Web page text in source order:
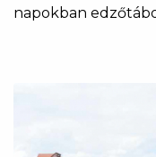
napokban